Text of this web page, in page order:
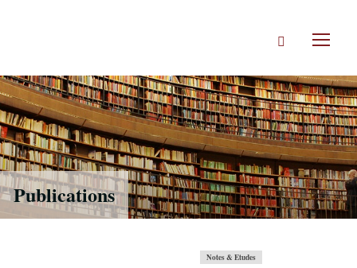
Rechercher
Publications
Notes & Etudes